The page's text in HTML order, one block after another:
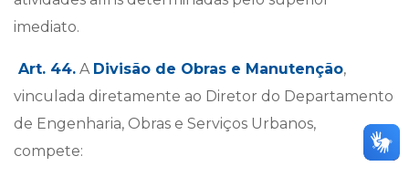
imediato.
Art. 44. A Divisão de Obras e Manutenção,
vinculada diretamente ao Diretor do Departamento
de Engenharia, Obras e Serviços Urbanos,
compete: